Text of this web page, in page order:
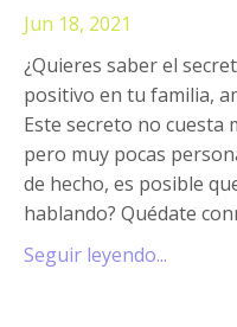
Jun 18, 2021
¿Quieres saber el
positivo en tu familia,
Este secreto no cuesta
pero muy pocas
de hecho, es posible
hablando? Quédate
Seguir leyendo...